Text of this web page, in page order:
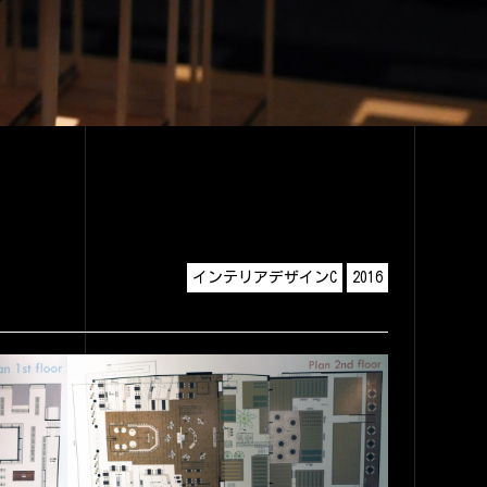
インテリアデザインC 2016